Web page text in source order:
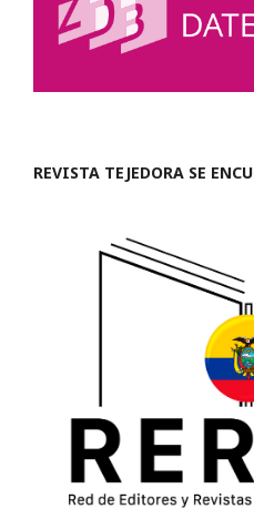
REVISTA TEJEDORA SE